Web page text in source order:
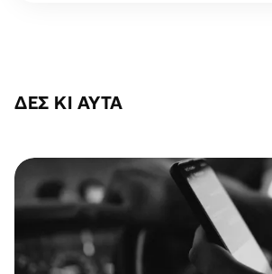
ΔΕΣ ΚΙ ΑΥΤΆ